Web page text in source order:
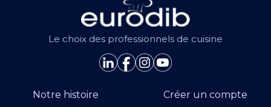
Le choix des professionnels de cuisine
Notre histoire
Créer un compte